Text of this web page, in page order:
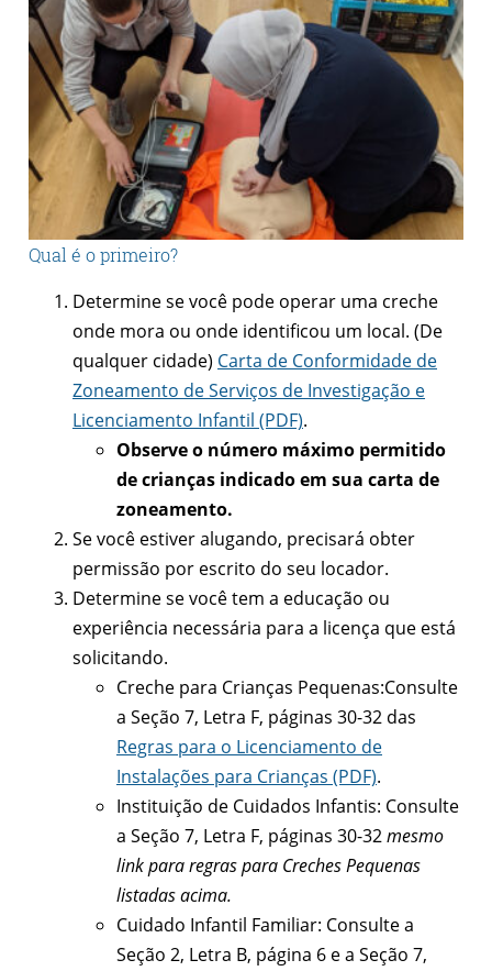
Qual é o primeiro?
Determine se você pode operar uma creche
onde mora ou onde identificou um local. (De
qualquer cidade) Carta de Conformidade de
Zoneamento de Serviços de Investigação e
Licenciamento Infantil (PDF).
Observe o número máximo permitido
de crianças indicado em sua carta de
zoneamento.
Se você estiver alugando, precisará obter
permissão por escrito do seu locador.
Determine se você tem a educação ou
experiência necessária para a licença que está
solicitando.
Creche para Crianças Pequenas:Consulte
a Seção 7, Letra F, páginas 30-32 das
Regras para o Licenciamento de
Instalações para Crianças (PDF).
Instituição de Cuidados Infantis: Consulte
a Seção 7, Letra F, páginas 30-32mesmo
link para regras para Creches Pequenas
listadas acima.
Cuidado Infantil Familiar: Consulte a
Seção 2, Letra B, página 6 e a Seção 7,